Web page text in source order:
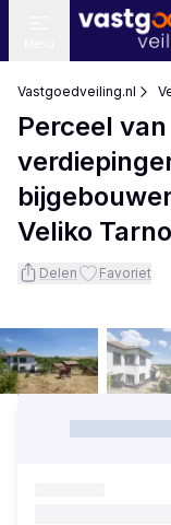
Vastgoedveiling.nl
Perceel
Veliko
Delen Favoriet